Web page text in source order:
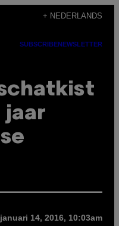
+ NEDERLANDS
SUBSCRIBENEWSLETTER
schatkist
jaar
januari 14, 2016, 10:03am